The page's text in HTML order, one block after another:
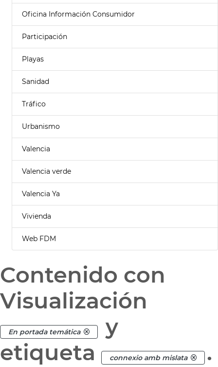
Oficina Información Consumidor
Participación
Playas
Sanidad
Tráfico
Urbanismo
Valencia
Valencia verde
Valencia Ya
Vivienda
Web FDM
Contenido con
Visualización
En portada temática
y
etiqueta
connexio amb mislata .